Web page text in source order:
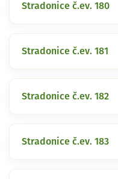
Stradonice č.ev. 180
Stradonice č.ev. 181
Stradonice č.ev. 182
Stradonice č.ev. 183